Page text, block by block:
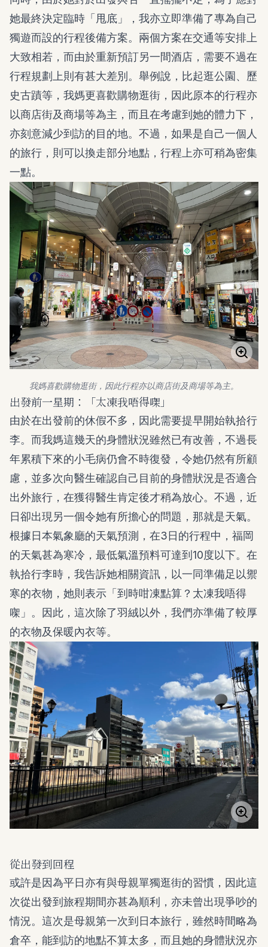
她最終決定臨時「甩底」，我亦立即準備了專為自己
獨遊而設的行程後備方案。兩個方案在交通等安排上
大致相若，而由於重新預訂另一間酒店，需要不過在
行程規劃上則有甚大差別。舉例說，比起逛公園、歷
史古蹟等，我媽更喜歡購物逛街，因此原本的行程亦
以商店街及商場等為主，而且在考慮到她的體力下，
亦刻意減少到訪的目的地。不過，如果是自己一個人
的旅行，則可以換走部分地點，行程上亦可稍為密集
一點。
我媽喜歡購物逛街，因此行程亦以商店街及商場等為主。
出發前一星期：「太凍我唔得㗎」
由於在出發前的休假不多，因此需要提早開始執拾行
李。而我媽這幾天的身體狀況雖然已有改善，不過長
年累積下來的小毛病仍會不時復發，令她仍然有所顧
慮，並多次向醫生確認自己目前的身體狀況是否適合
出外旅行，在獲得醫生肯定後才稍為放心。不過，近
日卻出現另一個令她有所擔心的問題，那就是天氣。
根據日本氣象廳的天氣預測，在3日的行程中，福岡
的天氣甚為寒冷，最低氣溫預料可達到10度以下。在
執拾行李時，我告訴她相關資訊，以一同準備足以禦
寒的衣物，她則表示「到時咁凍點算？太凍我唔得
㗎」。因此，這次除了羽絨以外，我們亦準備了較厚
的衣物及保暖內衣等。
從出發到回程
或許是因為平日亦有與母親單獨逛街的習慣，因此這
次從出發到旅程期間亦甚為順利，亦未曾出現爭吵的
情況。這次是母親第一次到日本旅行，雖然時間略為
倉卒，能到訪的地點不算太多，而且她的身體狀況亦